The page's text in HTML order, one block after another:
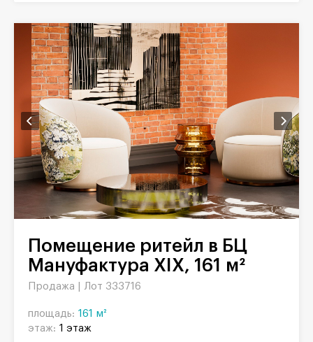
Помещение ритейл в БЦ
Мануфактура XIX, 161 м²
Продажа | Лот 333716
площадь: 161 м²
этаж: 1 этаж